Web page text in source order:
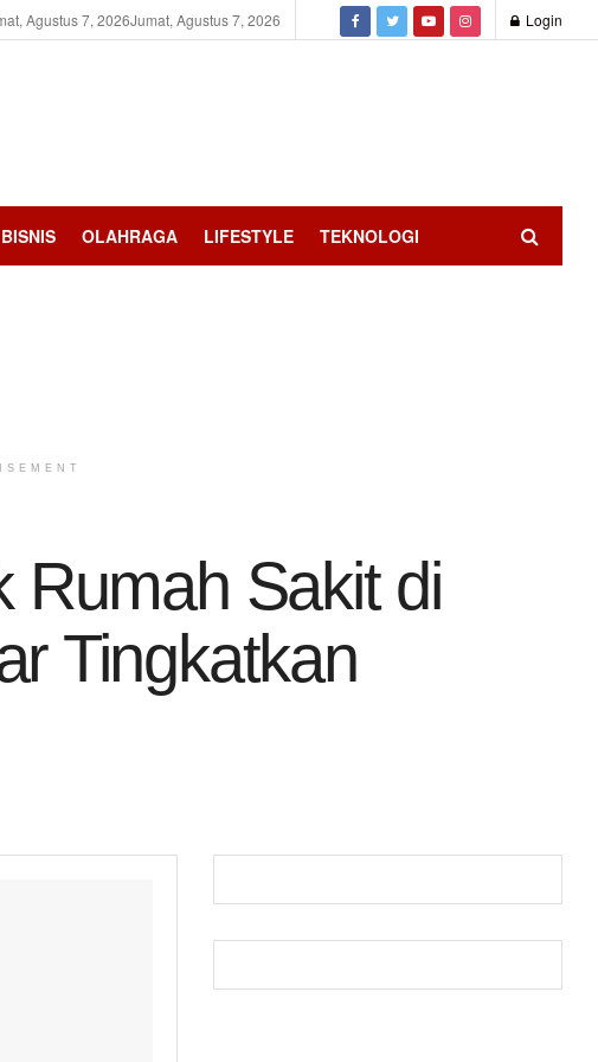
Agustus 7, 2026Jumat, Agustus 7, 2026 Login
BISNIS OLAHRAGA LIFESTYLE TEKNOLOGI
Rumah Sakit di
Tingkatkan